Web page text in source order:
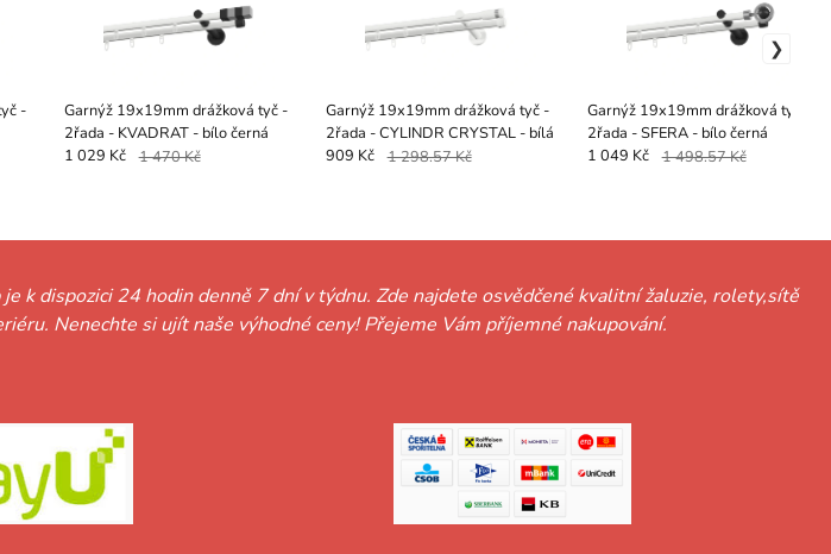
-
Garnýž 19x19mm drážková tyč -
2řada - KVADRAT - bílo černá
1 029 Kč 1 470 Kč
Garnýž 19x19mm drážková tyč -
2řada - CYLINDR CRYSTAL - bílá
909 Kč 1 298.57 Kč
Garnýž 19x19mm drážková tyč -
2řada - SFERA - bílo černá
1 049 Kč 1 498.57 Kč
k dispozici 24 hodin denně 7 dní v týdnu. Zde najdete osvědčené kvalitní žaluzie, rolety,sítě
Nenechte si ujít naše výhodné ceny! Přejeme Vám příjemné nakupování.